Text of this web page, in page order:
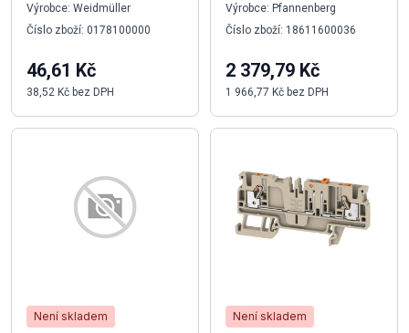
Výrobce: Weidmüller
Číslo zboží: 0178100000
46,61 Kč
38,52 Kč bez DPH
Není skladem
Výrobce: Pfannenberg
Číslo zboží: 18611600036
2 379,79 Kč
1 966,77 Kč bez DPH
Není skladem